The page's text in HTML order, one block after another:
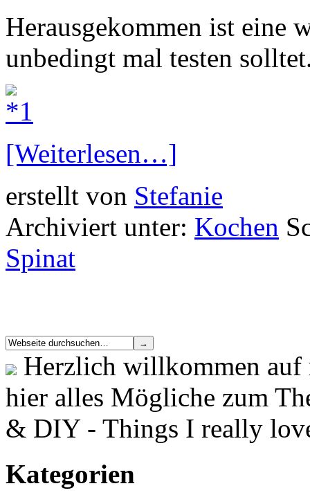
Herausgekommen ist eine
unbedingt mal testen
[Weiterlesen…]
erstellt von Stefanie
Archiviert unter: Kochen
Spinat
Herzlich willkommen auf
hier alles Mögliche zum
& DIY - Things I really
Kategorien